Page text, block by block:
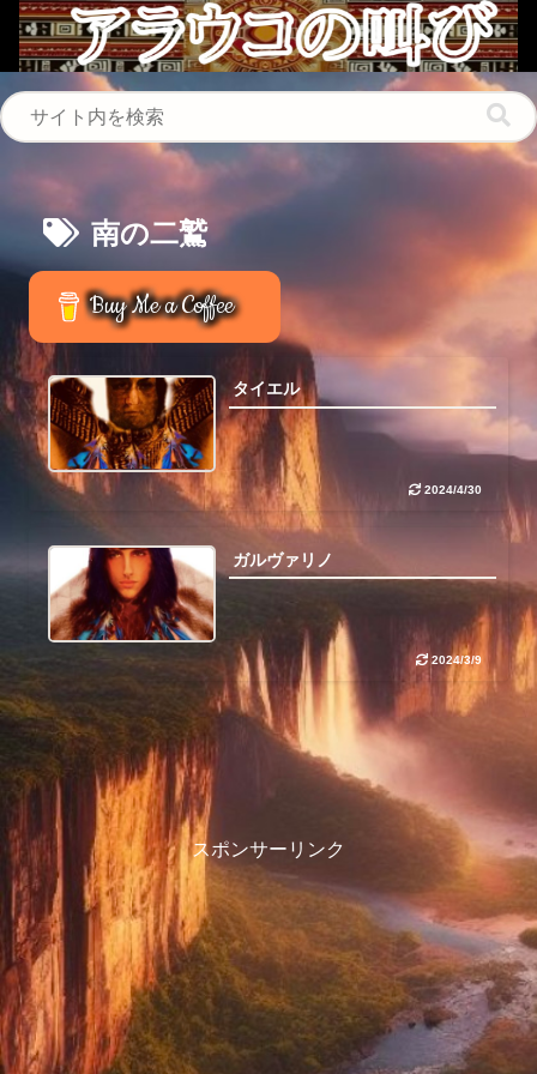
南の二鷲
Buy Me a Coffee
タイエル
2024/4/30
ガルヴァリノ
2024/3/9
スポンサーリンク